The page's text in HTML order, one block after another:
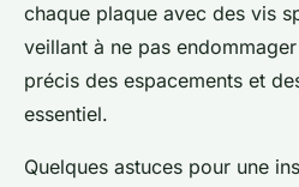
chaque plaque avec des vis
veillant à ne pas
précis des espacements et
essentiel.
Quelques astuces pour une